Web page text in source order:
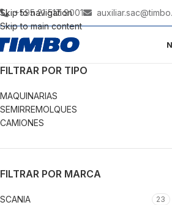
Skip to navigation
Skip to main content
+595 21 517 9001
FILTRAR POR TIPO
MAQUINARIAS
SEMIRREMOLQUES
CAMIONES
FILTRAR POR MARCA
SCANIA 23